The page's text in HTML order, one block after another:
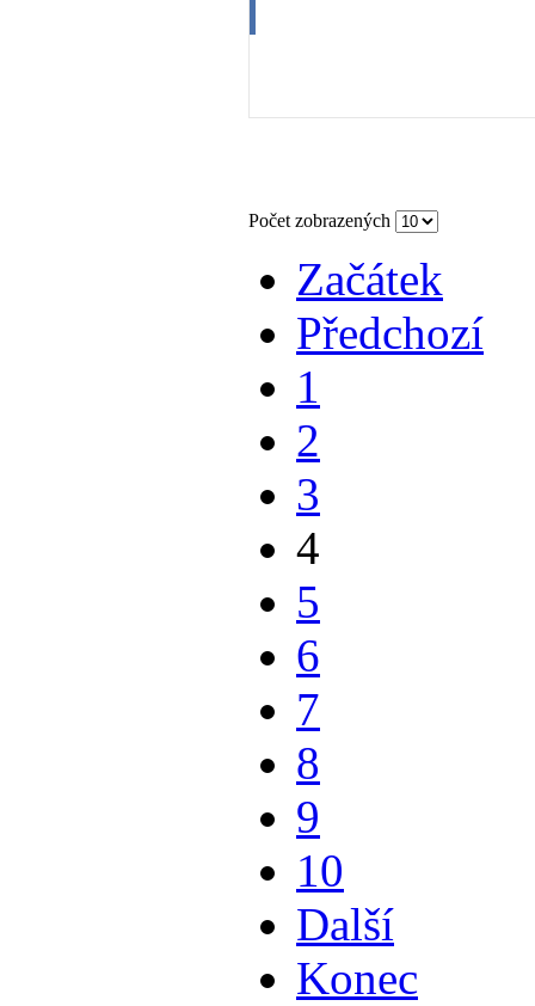
Počet zobrazených
Začátek
Předchozí
1
2
3
4
5
6
7
8
9
10
Další
Konec